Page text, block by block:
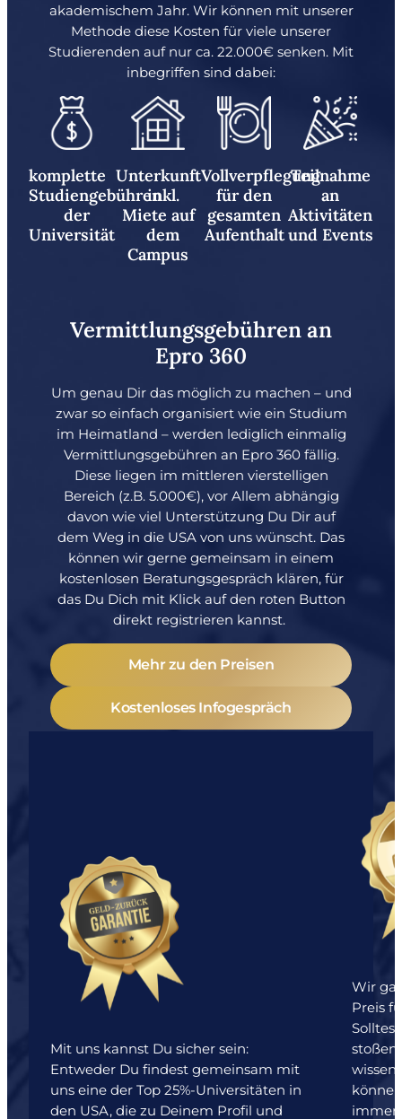
akademischem Jahr. Wir können mit unserer
Methode diese Kosten für viele unserer
Studierenden auf nur ca. 22.000€ senken. Mit
inbegriffen sind dabei:
komplette
Studiengebühren
der
Universität
Unterkunft
inkl.
Miete auf
dem
Campus
Vollverpflegung
für den
gesamten
Aufenthalt
Teilnahme
an
Aktivitäten
und Events
Vermittlungsgebühren an
Epro 360
Um genau Dir das möglich zu machen – und
zwar so einfach organisiert wie ein Studium
im Heimatland – werden lediglich einmalig
Vermittlungsgebühren an Epro 360 fällig.
Diese liegen im mittleren vierstelligen
Bereich (z.B. 5.000€), vor Allem abhängig
davon wie viel Unterstützung Du Dir auf
dem Weg in die USA von uns wünscht. Das
können wir gerne gemeinsam in einem
kostenlosen Beratungsgespräch klären, für
das Du Dich mit Klick auf den roten Button
direkt registrieren kannst.
Mehr zu den Preisen
Kostenloses Infogespräch
Mit uns kannst Du sicher sein:
Entweder Du findest gemeinsam mit
uns eine der Top 25%-Universitäten in
den USA, die zu Deinem Profil und
Wir
Preis
immer